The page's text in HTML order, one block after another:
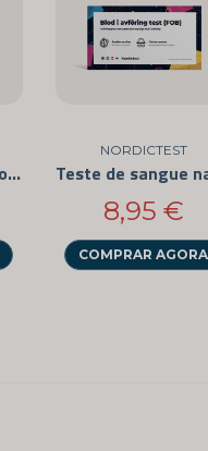
Teste de estreptococos para uso doméstico (pacote com 3)
NORDICTEST
8,95 €
COMPRAR AGORA